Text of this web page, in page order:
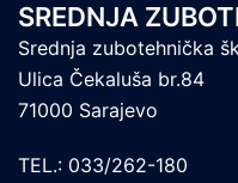
SREDNJA
Srednja zubotehnička
Ulica Čekaluša br.84
71000 Sarajevo
TEL.: 033/262-180